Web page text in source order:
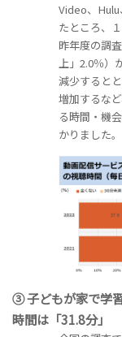
Video、
たところ、
昨年度の調
上」2.0％）
減少すると
増加するな
る時間・機
かりました。
③ 子どもが家で学
時間は「31.8分」